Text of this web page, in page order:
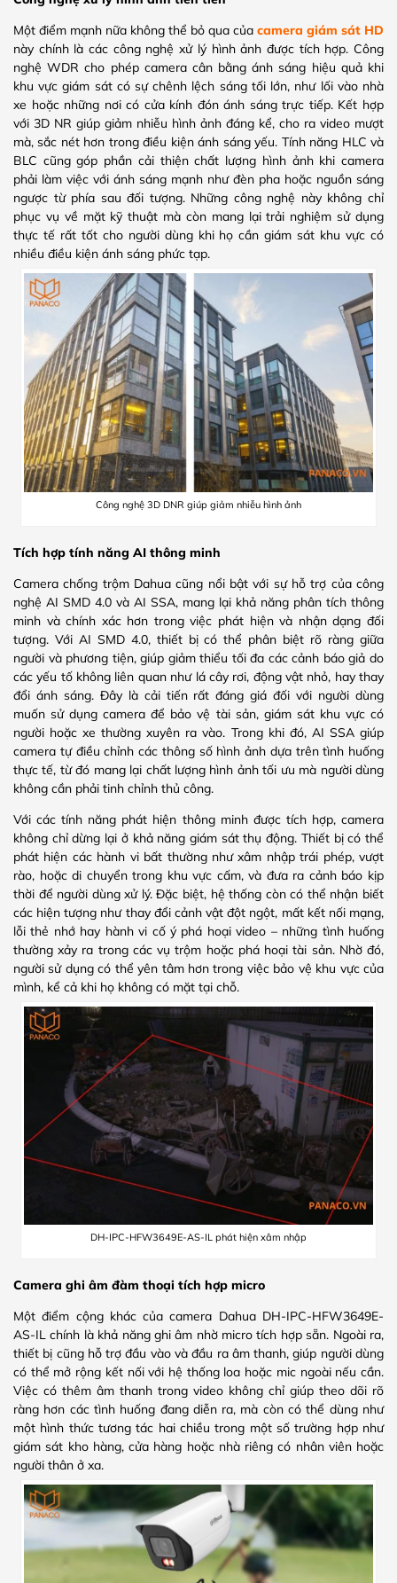
Một điểm mạnh nữa không thể bỏ qua của camera giám sát HD
này chính là các công nghệ xử lý hình ảnh được tích hợp. Công
nghệ WDR cho phép camera cân bằng ánh sáng hiệu quả khi
khu vực giám sát có sự chênh lệch sáng tối lớn, như lối vào nhà
xe hoặc những nơi có cửa kính đón ánh sáng trực tiếp. Kết hợp
với 3D NR giúp giảm nhiễu hình ảnh đáng kể, cho ra video mượt
mà, sắc nét hơn trong điều kiện ánh sáng yếu. Tính năng HLC và
BLC cũng góp phần cải thiện chất lượng hình ảnh khi camera
phải làm việc với ánh sáng mạnh như đèn pha hoặc nguồn sáng
ngược từ phía sau đối tượng. Những công nghệ này không chỉ
phục vụ về mặt kỹ thuật mà còn mang lại trải nghiệm sử dụng
thực tế rất tốt cho người dùng khi họ cần giám sát khu vực có
nhiều điều kiện ánh sáng phức tạp.
Công nghệ 3D DNR giúp giảm nhiễu hình ảnh
Tích hợp tính năng AI thông minh
Camera chống trộm Dahua cũng nổi bật với sự hỗ trợ của công
nghệ AI SMD 4.0 và AI SSA, mang lại khả năng phân tích thông
minh và chính xác hơn trong việc phát hiện và nhận dạng đối
tượng. Với AI SMD 4.0, thiết bị có thể phân biệt rõ ràng giữa
người và phương tiện, giúp giảm thiểu tối đa các cảnh báo giả do
các yếu tố không liên quan như lá cây rơi, động vật nhỏ, hay thay
đổi ánh sáng. Đây là cải tiến rất đáng giá đối với người dùng
muốn sử dụng camera để bảo vệ tài sản, giám sát khu vực có
người hoặc xe thường xuyên ra vào. Trong khi đó, AI SSA giúp
camera tự điều chỉnh các thông số hình ảnh dựa trên tình huống
thực tế, từ đó mang lại chất lượng hình ảnh tối ưu mà người dùng
không cần phải tinh chỉnh thủ công.
Với các tính năng phát hiện thông minh được tích hợp, camera
không chỉ dừng lại ở khả năng giám sát thụ động. Thiết bị có thể
phát hiện các hành vi bất thường như xâm nhập trái phép, vượt
rào, hoặc di chuyển trong khu vực cấm, và đưa ra cảnh báo kịp
thời để người dùng xử lý. Đặc biệt, hệ thống còn có thể nhận biết
các hiện tượng như thay đổi cảnh vật đột ngột, mất kết nối mạng,
lỗi thẻ nhớ hay hành vi cố ý phá hoại video – những tình huống
thường xảy ra trong các vụ trộm hoặc phá hoại tài sản. Nhờ đó,
người sử dụng có thể yên tâm hơn trong việc bảo vệ khu vực của
mình, kể cả khi họ không có mặt tại chỗ.
DH-IPC-HFW3649E-AS-IL phát hiện xâm nhập
Camera ghi âm đàm thoại tích hợp micro
Một điểm cộng khác của camera Dahua DH-IPC-HFW3649E-
AS-IL chính là khả năng ghi âm nhờ micro tích hợp sẵn. Ngoài ra,
thiết bị cũng hỗ trợ đầu vào và đầu ra âm thanh, giúp người dùng
có thể mở rộng kết nối với hệ thống loa hoặc mic ngoài nếu cần.
Việc có thêm âm thanh trong video không chỉ giúp theo dõi rõ
ràng hơn các tình huống đang diễn ra, mà còn có thể dùng như
một hình thức tương tác hai chiều trong một số trường hợp như
giám sát kho hàng, cửa hàng hoặc nhà riêng có nhân viên hoặc
người thân ở xa.